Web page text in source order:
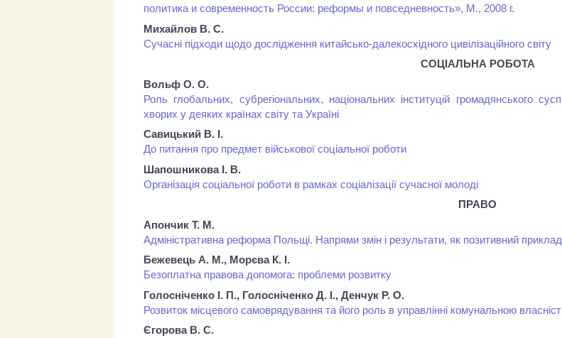
политика и современность России: реформы и повседневность», М., 2008 г.
Михайлов В. С.
Сучасні підходи щодо дослідження китайсько-далекосхідного цивілізаційного світу
СОЦІАЛЬНА РОБОТА
Вольф О. О.
Роль глобальних, субрегіональних, національних інституцій громадянського
хворих у деяких країнах світу та Україні
Савицький В. І.
До питання про предмет військової соціальної роботи
Шапошникова І. В.
Організація соціальної роботи в рамках соціалізації сучасної молоді
ПРАВО
Апончик Т. М.
Адміністративна реформа Польщі. Напрями змін і результати, як позитивний
Бежевець А. М., Морєва К. І.
Безоплатна правова допомога: проблеми розвитку
Голосніченко І. П., Голосніченко Д. І., Денчук Р. О.
Розвиток місцевого самоврядування та його роль в управлінні комунальною
Єгорова В. С.